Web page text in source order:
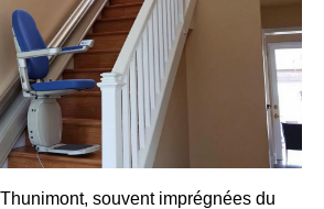
souvent imprégnées du